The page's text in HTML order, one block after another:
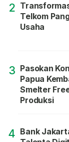
2
Telkom
Usaha
3 Pasokan
Papua
Smelter
Produksi
4 Bank